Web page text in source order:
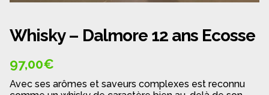
Whisky – Dalmore 12 ans Ecosse
97,00€
Avec ses arômes et saveurs complexes est reconnu